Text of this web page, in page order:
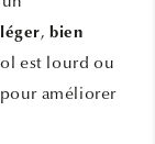
léger,bien
est lourd ou
pour améliorer